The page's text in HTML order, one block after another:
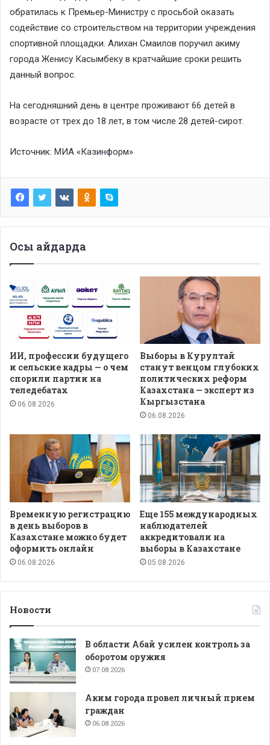
обратилась к Премьер-Министру с просьбой оказать
содействие со строительством на территории учреждения
спортивной площадки. Алихан Смаилов поручил акиму
города Женису Касымбеку в кратчайшие сроки решить
данный вопрос.
На сегодняшний день в центре проживают 66 детей в
возрасте от трех до 18 лет, в том числе 28 детей-сирот.
Источник: МИА «Казинформ»
Осы айдарда
ИИ, профессии будущего
и сельские кадры — о чем
спорили партии на
теледебатах
06.08.2026
Выборы в Курултай
станут венцом глубоких
политических реформ
Казахстана — эксперт из
Кыргызстана
06.08.2026
Временную регистрацию
в день выборов в
Казахстане можно будет
оформить онлайн
06.08.2026
Еще 155 международных
наблюдателей
аккредитовали на
выборы в Казахстане
05.08.2026
Новости
В области Абай усилен контроль за
оборотом оружия
07.08.2026
Аким города провел личный прием
граждан
06.08.2026